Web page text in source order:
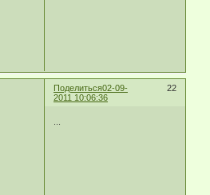
Поделиться 22
02-09-
2011 10:06:36